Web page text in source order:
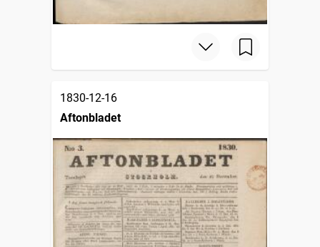
1830-12-16
Aftonbladet